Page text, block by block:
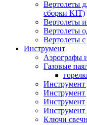
Вертолеты
сборки KIT)
Вертолеты
Вертолеты
Вертолеты
Инструмент
Аэрографы
Газовые
Инструмент
Инструмент
Инструмент
Инструмент
Ключи